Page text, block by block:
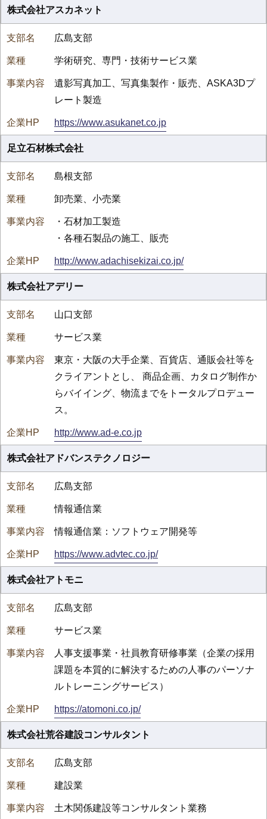
株式会社アスカネット
広島支部
学術研究、専門・技術サービス業
遺影写真加工、写真集製作・販売、ASKA3Dプ
レート製造
https://www.asukanet.co.jp
足立石材株式会社
島根支部
卸売業、小売業
・石材加工製造
・各種石製品の施工、販売
http://www.adachisekizai.co.jp/
株式会社アデリー
山口支部
サービス業
東京・大阪の大手企業、百貨店、通販会社等を
クライアントとし、 商品企画、カタログ制作か
らバイイング、物流までをトータルプロデュー
ス。
http://www.ad-e.co.jp
株式会社アドバンステクノロジー
広島支部
情報通信業
情報通信業：ソフトウェア開発等
https://www.advtec.co.jp/
株式会社アトモニ
広島支部
サービス業
人事支援事業・社員教育研修事業（企業の採用
課題を本質的に解決するための人事のパーソナ
ルトレーニングサービス）
https://atomoni.co.jp/
株式会社荒谷建設コンサルタント
広島支部
建設業
土木関係建設等コンサルタント業務